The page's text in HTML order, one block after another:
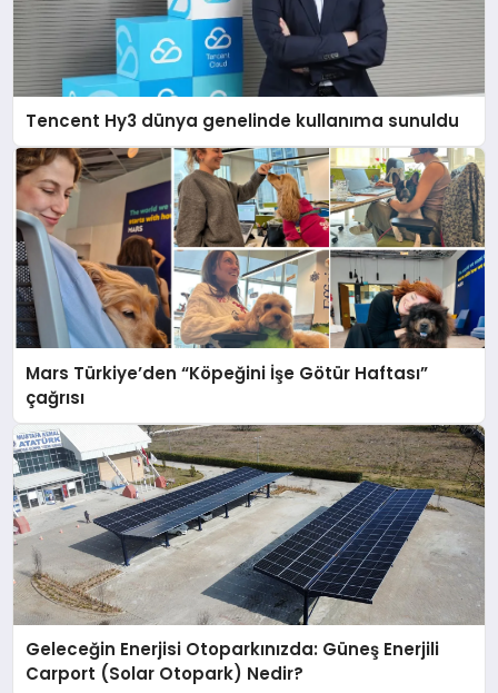
Tencent Hy3 dünya genelinde kullanıma sunuldu
Mars Türkiye’den “Köpeğini İşe Götür Haftası”
çağrısı
Geleceğin Enerjisi Otoparkınızda: Güneş Enerjili
Carport (Solar Otopark) Nedir?